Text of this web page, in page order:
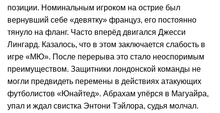
позиции. Номинальным игроком на острие был
вернувший себе «девятку» француз, его постоянно
тянуло на фланг. Часто вперёд двигался Джесси
Лингард. Казалось, что в этом заключается слабость в
игре «МЮ». После перерыва это стало неоспоримым
преимуществом. Защитники лондонской команды не
могли предвидеть перемены в действиях атакующих
футболистов «Юнайтед». Абрахам упёрся в Магуайра,
упал и ждал свистка Энтони Тэйлора, судья молчал.